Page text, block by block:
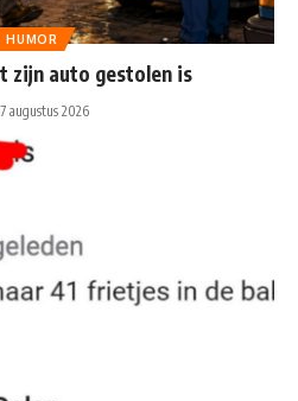
HUMOR
zijn auto gestolen is
7 augustus 2026